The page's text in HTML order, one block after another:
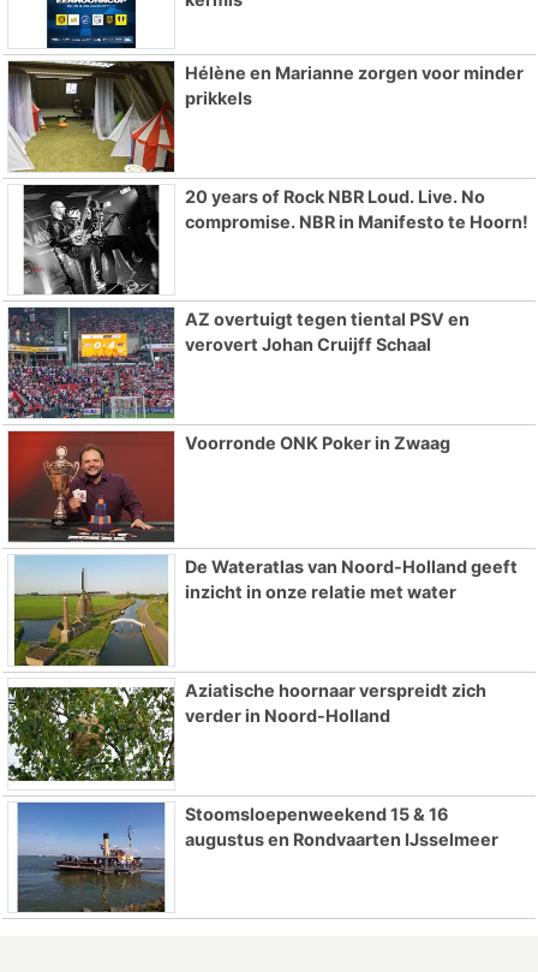
Hélène en Marianne zorgen voor minder
prikkels
20 years of Rock NBR Loud. Live. No
compromise. NBR in Manifesto te Hoorn!
AZ overtuigt tegen tiental PSV en
verovert Johan Cruijff Schaal
Voorronde ONK Poker in Zwaag
De Wateratlas van Noord-Holland geeft
inzicht in onze relatie met water
Aziatische hoornaar verspreidt zich
verder in Noord-Holland
Stoomsloepenweekend 15 & 16
augustus en Rondvaarten IJsselmeer